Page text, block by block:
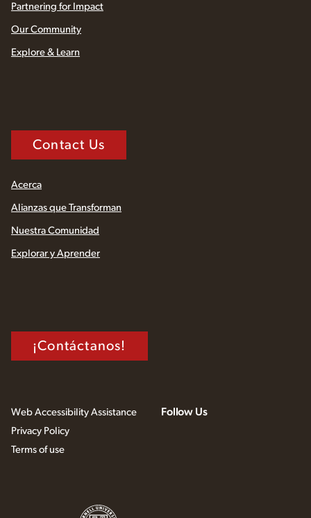
Partnering for Impact
Our Community
Explore & Learn
Contact Us
Acerca
Alianzas que Transforman
Nuestra Comunidad
Explorar y Aprender
¡Contáctanos!
Web Accessibility Assistance
Privacy Policy
Terms of use
Follow Us